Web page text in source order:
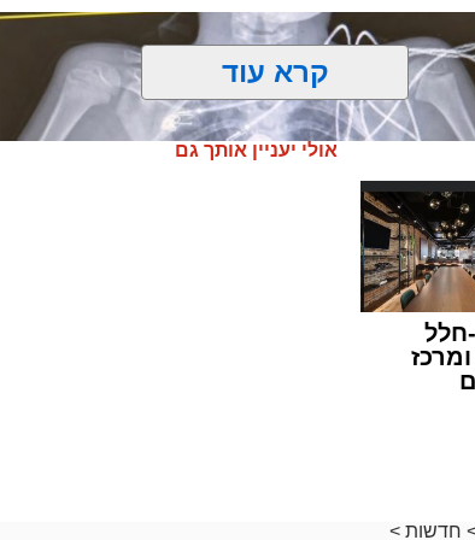
החופש הגדול הסתיים בבליעת סוללת כפתור ובעקבותיה
קרא עוד
אולי יעניין אותך גם
חלל
חדשות >